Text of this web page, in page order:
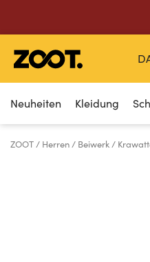
Neuheiten Kleidung
ZOOT Herren Beiwerk